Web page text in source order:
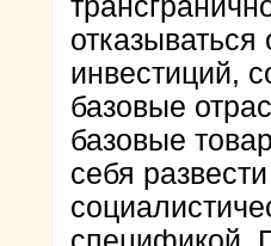
отказываться
инвестиций,
базовые
базовые
себя